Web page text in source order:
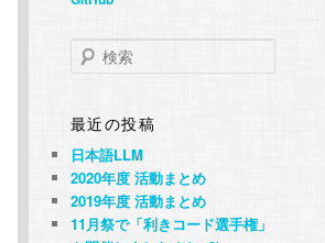
検
索
最近の投稿
日本語LLM
2020年度 活動まとめ
2019年度 活動まとめ
11月祭で「利きコード選手権」